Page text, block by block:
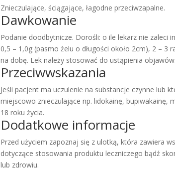
Znieczulające, ściągające, łagodne przeciwzapalne.
Dawkowanie
Podanie doodbytnicze. Dorośli: o ile lekarz nie zaleci
0,5 – 1,0g (pasmo żelu o długości około 2cm), 2 –
na dobę. Lek należy stosować do ustąpienia objawów.
Przeciwwskazania
Jeśli pacjent ma uczulenie na substancje czynne lub
miejscowo znieczulające np. lidokainę, bupiwakainę,
18 roku życia.
Dodatkowe informacje
Przed użyciem zapoznaj się z ulotką, która zawiera
dotyczące stosowania produktu leczniczego bądź
lub zdrowiu.